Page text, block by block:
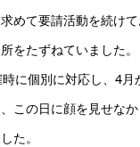
めて要請活動を続け
をたずねていました。
に個別に対応し、4月
この日に顔を見せな
た。